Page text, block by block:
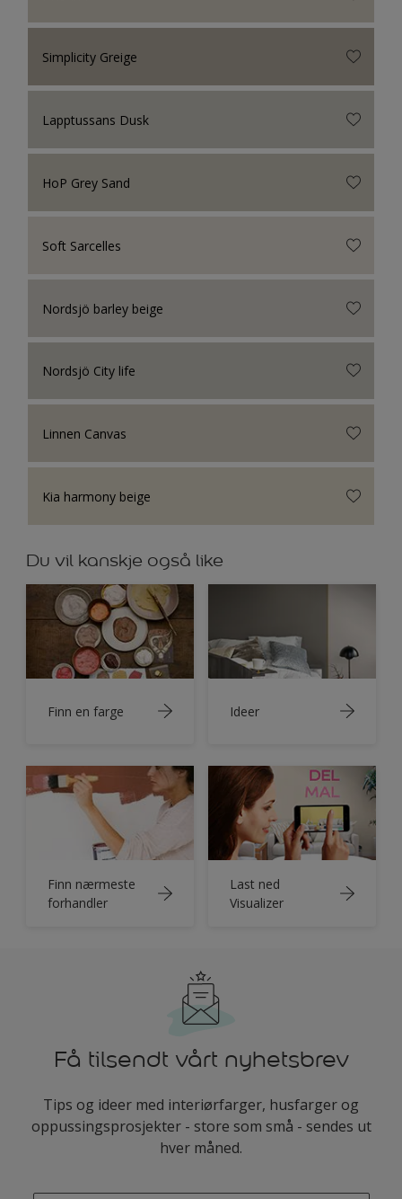
Simplicity Greige
Lapptussans Dusk
HoP Grey Sand
Soft Sarcelles
Nordsjö barley beige
Nordsjö City life
Linnen Canvas
Kia harmony beige
Du vil kanskje også like
Finn en farge Ideer
Finn nærmeste
forhandler
Last ned
Visualizer
Få tilsendt vårt nyhetsbrev
Tips og ideer med interiørfarger, husfarger og
oppussingsprosjekter - store som små - sendes ut
hver måned.